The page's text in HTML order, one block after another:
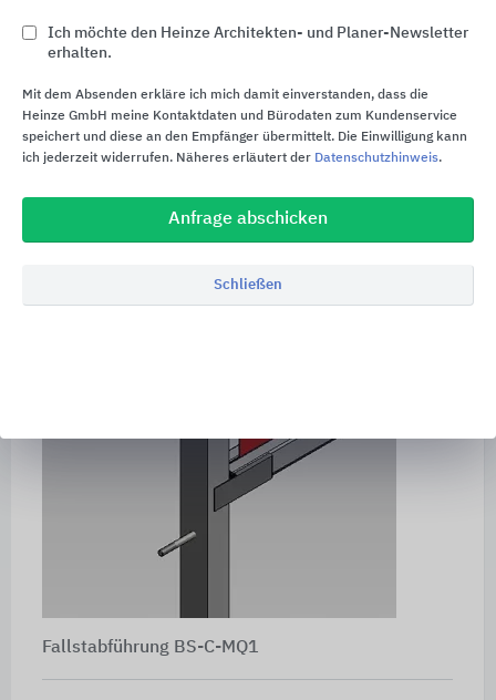
Der Endstab zieht den abfahrenden Behang nach
unten. Um die permanente axiale Führung des
in einer speziellen, mehrteiligen seitlichen
Führungsschiene geführt. Diese Führungsschienen
sorgen für die Planlage des Behanges und
Fallstabes aus den Führungsschienen. Der Antrieb
zieht den Behang über eine Wickelwelle nach
Fallstabführung BS-C-MQ1
Ich möchte den Heinze Architekten- und Planer-Newsletter
erhalten.
Mit dem Absenden erkläre ich mich damit einverstanden, dass die
Heinze GmbH meine Kontaktdaten und Bürodaten zum Kundenservice
speichert und diese an den Empfänger übermittelt. Die Einwilligung kann
ich jederzeit widerrufen. Näheres erläutert der Datenschutzhinweis.
Anfrage abschicken
Schließen